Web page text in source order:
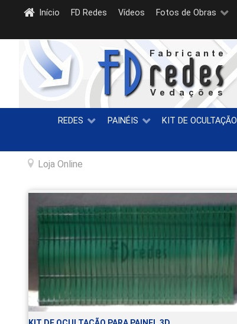
Início FD Redes Vídeos Fotos de Obras
REDES PAINÉIS KIT DE OCULTAÇÃO
Loja Online